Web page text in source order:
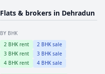
Flats & brokers in Dehradun
BY BHK
2 BHK rent 2 BHK sale
3 BHK rent 3 BHK sale
4 BHK rent 4 BHK sale